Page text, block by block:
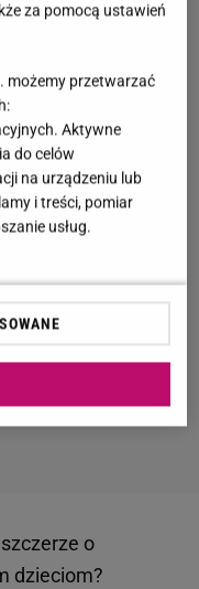
o
dzieciom?
za pomocą ustawień
możemy przetwarzać
Aktywne
do celów
na urządzeniu lub
i treści, pomiar
usług.